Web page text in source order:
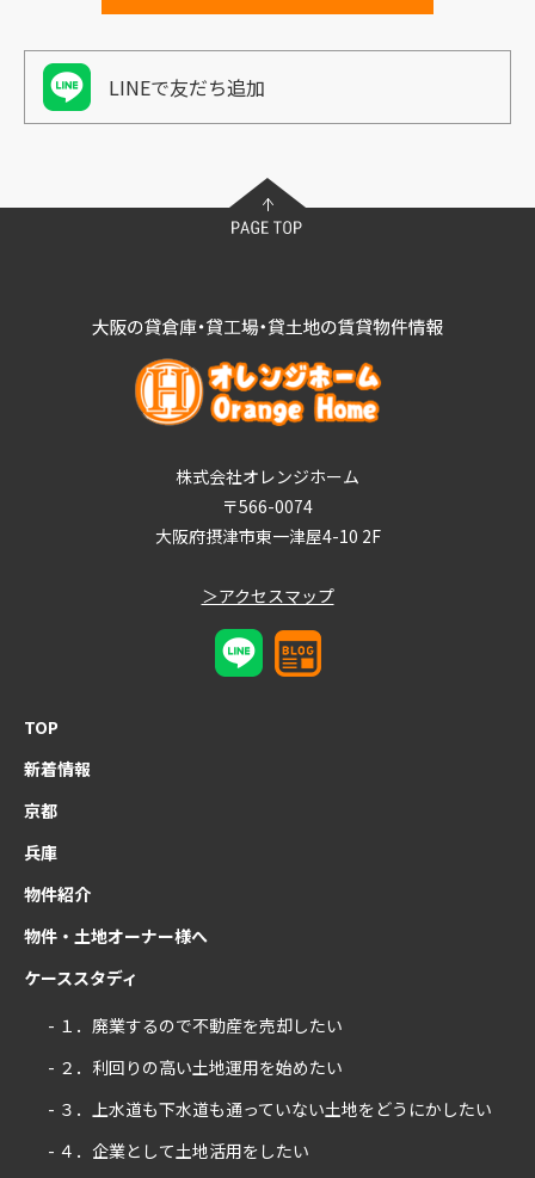
LINEで友だち追加
株式会社オレンジホーム
〒566-0074
大阪府摂津市東一津屋4-10 2F
＞アクセスマップ
TOP
新着情報
京都
兵庫
物件紹介
物件・土地オーナー様へ
ケーススタディ
- １．廃業するので不動産を売却したい
- ２．利回りの高い土地運用を始めたい
- ３．上水道も下水道も通っていない土地をどうにかしたい
- ４．企業として土地活用をしたい